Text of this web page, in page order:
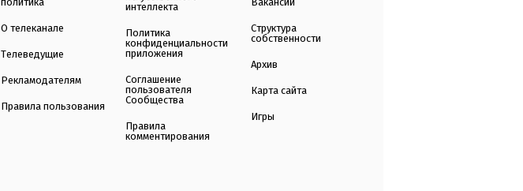
О телеканале
Телеведущие
Рекламодателям
Правила пользования
интеллекта
Политика
конфиденциальности
приложения
Соглашение
пользователя
Сообщества
Правила
комментирования
Структура
собственности
Архив
Карта сайта
Игры